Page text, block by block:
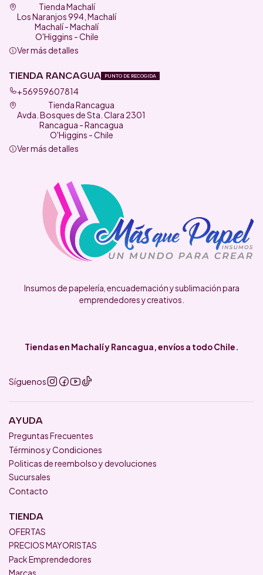
Tienda Machalí
Los Naranjos 994, Machalí
Machalí - Machalí
O'Higgins - Chile
Ver más detalles
TIENDA RANCAGUA PUNTO DE RECOGIDA
+56959607814
Tienda Rancagua
Avda. Bosques de Sta. Clara 2301
Rancagua - Rancagua
O'Higgins - Chile
Ver más detalles
Insumos de papelería, encuadernación y sublimación para
emprendedores y creativos.
Tiendas en Machalí y Rancagua, envíos a todo Chile.
Síguenos
AYUDA
Preguntas Frecuentes
Términos y Condiciones
Politicas de reembolso y devoluciones
Sucursales
Contacto
TIENDA
OFERTAS
PRECIOS MAYORISTAS
Pack Emprendedores
Marcas